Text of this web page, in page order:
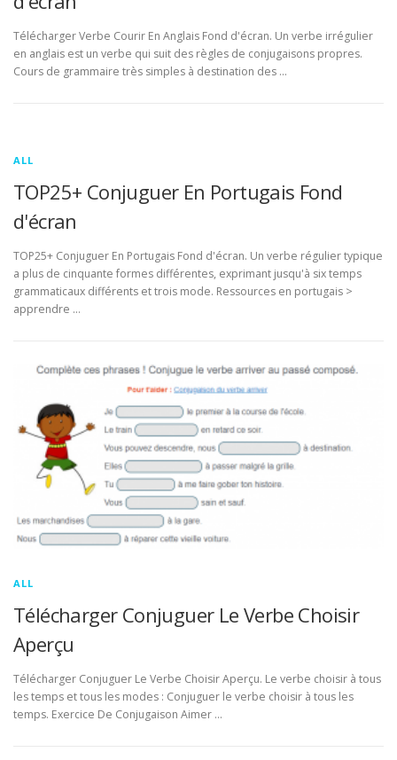
Télécharger Verbe Courir En Anglais Fond d'écran. Un verbe irrégulier
en anglais est un verbe qui suit des règles de conjugaisons propres.
Cours de grammaire très simples à destination des …
ALL
TOP25+ Conjuguer En Portugais Fond
d'écran
TOP25+ Conjuguer En Portugais Fond d'écran. Un verbe régulier typique
a plus de cinquante formes différentes, exprimant jusqu'à six temps
grammaticaux différents et trois mode. Ressources en portugais >
apprendre …
ALL
Télécharger Conjuguer Le Verbe Choisir
Aperçu
Télécharger Conjuguer Le Verbe Choisir Aperçu. Le verbe choisir à tous
les temps et tous les modes : Conjuguer le verbe choisir à tous les
temps. Exercice De Conjugaison Aimer …